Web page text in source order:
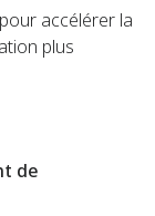
accélérer la
plus
de